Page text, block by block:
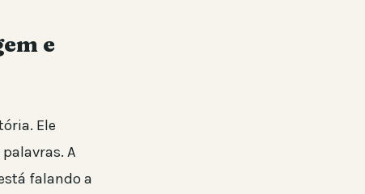
e
Ele
A
falando a